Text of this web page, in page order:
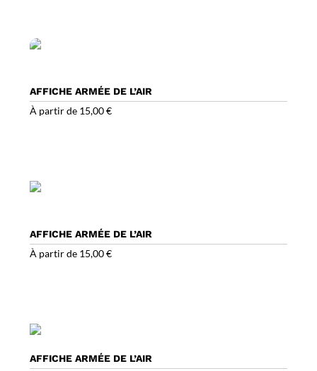
AFFICHE ARMÉE DE L’AIR
À partir de 15,00€
AFFICHE ARMÉE DE L’AIR
À partir de 15,00€
AFFICHE ARMÉE DE L’AIR